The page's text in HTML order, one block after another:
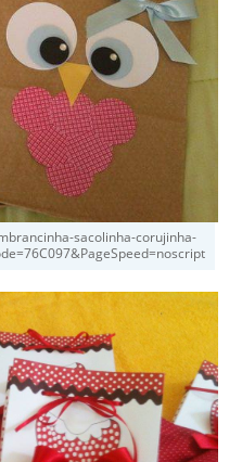
sacolinha-corujinha-